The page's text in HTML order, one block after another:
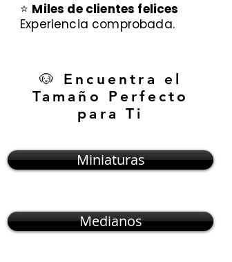
⭐ Miles de clientes felices
Experiencia comprobada.
🐶 Encuentra el
Tamaño Perfecto
para Ti
Miniaturas
Medianos